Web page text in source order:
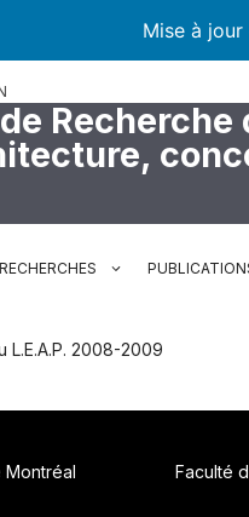
Mise à
Recherche
RECHERCHES
L.E.A.P. 2008-2009
Montréal Faculté